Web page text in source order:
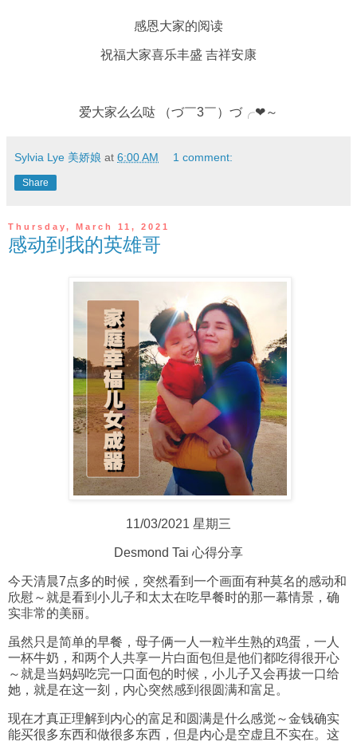
感恩大家的阅读
祝福大家喜乐丰盛 吉祥安康
爱大家么么哒 （づ￣3￣）づ╭❤～
Sylvia Lye 美娇娘 at 6:00 AM 1 comment:
Share
Thursday, March 11, 2021
感动到我的英雄哥
11/03/2021 星期三
Desmond Tai 心得分享
今天清晨7点多的时候，突然看到一个画面有种莫名的感动和
欣慰～就是看到小儿子和太太在吃早餐时的那一幕情景，确
实非常的美丽。
虽然只是简单的早餐，母子俩一人一粒半生熟的鸡蛋，一人
一杯牛奶，和两个人共享一片白面包但是他们都吃得很开心
～就是当妈妈吃完一口面包的时候，小儿子又会再拔一口给
她，就是在这一刻，内心突然感到很圆满和富足。
现在才真正理解到内心的富足和圆满是什么感觉～金钱确实
能买很多东西和做很多东西，但是内心是空虚且不实在。这